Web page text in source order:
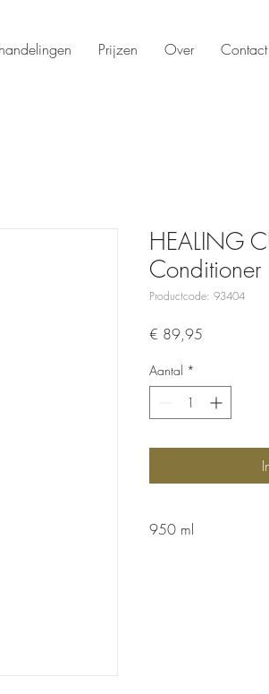
Prijzen Over Contact
HEALING
Productcode: 93404
€ 89,95
Aantal *
950 ml